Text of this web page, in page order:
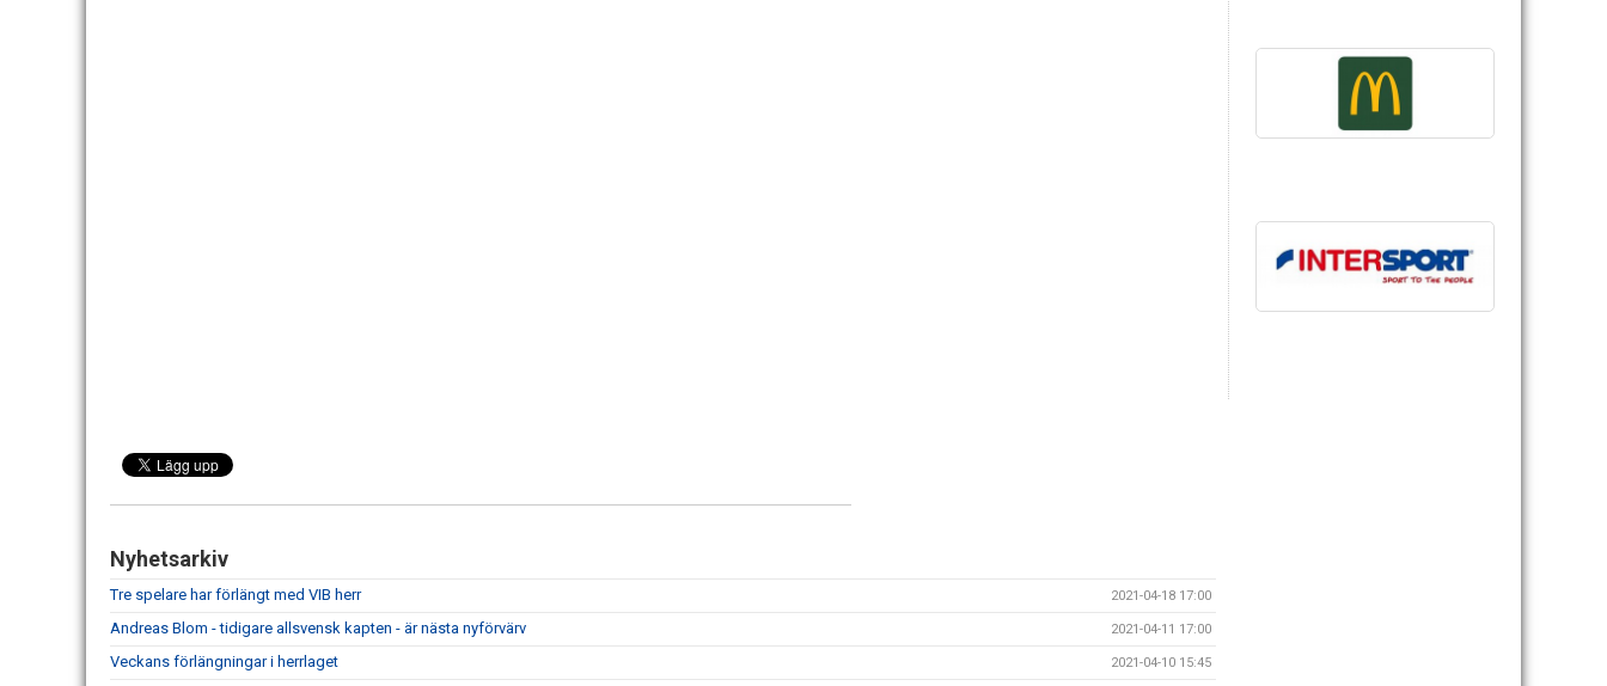
Nyhetsarkiv
Tre spelare har förlängt med VIB herr 2021-04-18 17:00
Andreas Blom - tidigare allsvensk kapten - är nästa nyförvärv 2021-04-11 17:00
Veckans förlängningar i herrlaget 2021-04-10 15:45